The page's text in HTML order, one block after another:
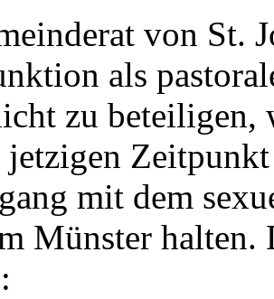
von St.
als
zu beteiligen,
mit dem
Münster halten.